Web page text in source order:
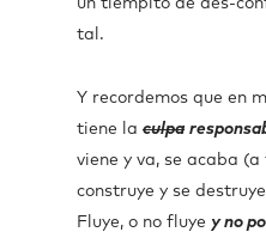
un tiempito de des-
tal.
Y recordemos que en
tiene la culpa
viene y va, se acaba
construye y se
Fluye, o no fluye y no